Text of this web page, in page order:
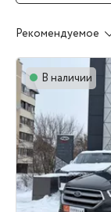
Рекомендуемое
В наличии